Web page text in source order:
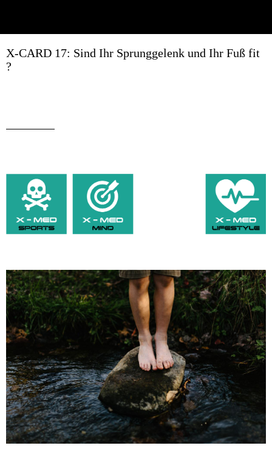
X-CARD 17: Sind Ihr Sprunggelenk und Ihr Fuß fit
?